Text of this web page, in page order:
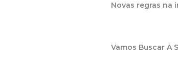
Novas regras na
Vamos Buscar A